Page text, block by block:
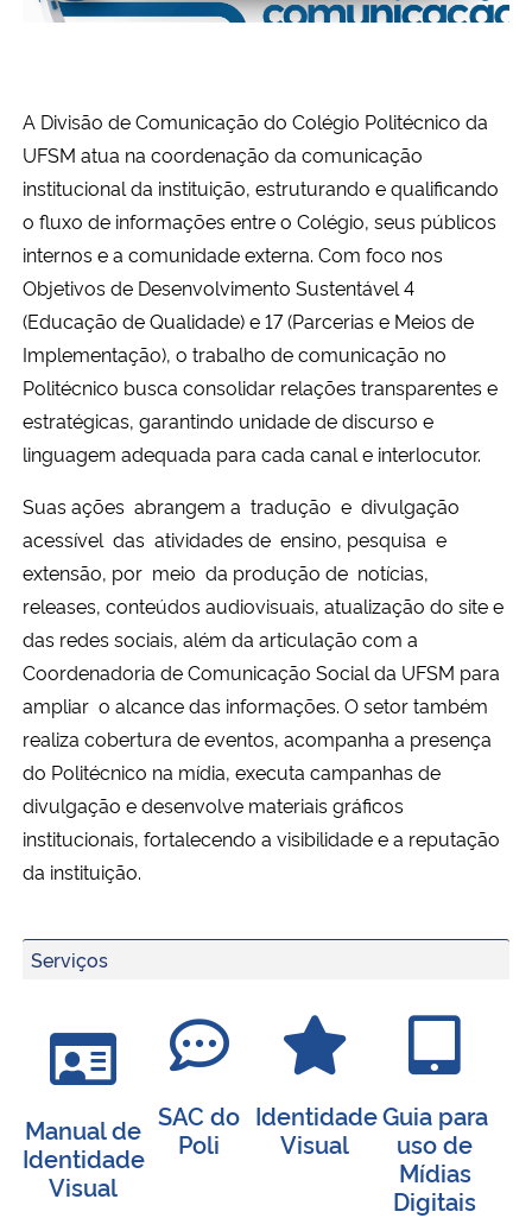
Ministério da Cidadania
Ministério de Minas e Energia
Ministério do Turismo
Ministério do Desenvolvimento Regional
Controladoria-Geral da União
Ministério da Mulher, da Família e dos Direitos Humanos
Secretaria-Geral
Secretaria de Governo
Gabinete de Segurança Institucional
Advocacia-Geral da União
Banco Central do Brasil
A Divisão de Comunicação do Colégio Politécnico da
UFSM atua na coordenação da comunicação
institucional da instituição, estruturando e qualificando
o fluxo de informações entre o Colégio, seus públicos
internos e a comunidade externa. Com foco nos
Objetivos de Desenvolvimento Sustentável 4
(Educação de Qualidade) e 17 (Parcerias e Meios de
Implementação), o trabalho de comunicação no
Politécnico busca consolidar relações transparentes e
estratégicas, garantindo unidade de discurso e
linguagem adequada para cada canal e interlocutor.
Suas ações abrangem a tradução e divulgação
acessível das atividades de ensino, pesquisa e
extensão, por meio da produção de notícias,
releases, conteúdos audiovisuais, atualização do site e
das redes sociais, além da articulação com a
Coordenadoria de Comunicação Social da UFSM para
ampliar o alcance das informações. O setor também
realiza cobertura de eventos, acompanha a presença
do Politécnico na mídia, executa campanhas de
divulgação e desenvolve materiais gráficos
institucionais, fortalecendo a visibilidade e a reputação
da instituição.
Serviços
Manual de
Identidade
Visual
SAC do
Poli
Identidade
Visual
Guia para
uso de
Mídias
Digitais